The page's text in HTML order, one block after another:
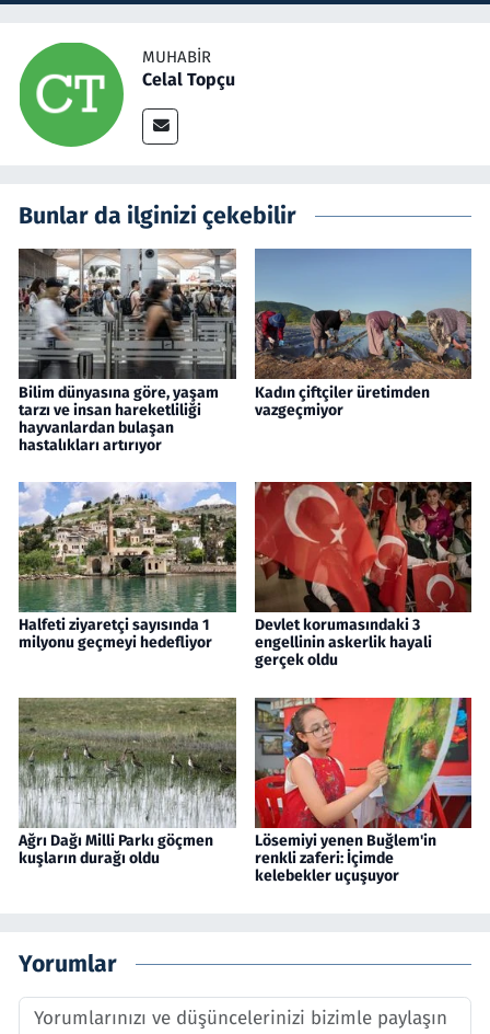
MUHABIR
Celal Topçu
Bunlar da ilginizi çekebilir
Bilim dünyasına göre, yaşam
tarzı ve insan hareketliliği
hayvanlardan bulaşan
hastalıkları artırıyor
Kadın çiftçiler üretimden
vazgeçmiyor
Halfeti ziyaretçi sayısında 1
milyonu geçmeyi hedefliyor
Devlet korumasındaki 3
engellinin askerlik hayali
gerçek oldu
Ağrı Dağı Milli Parkı göçmen
kuşların durağı oldu
Lösemiyi yenen Buğlem'in
renkli zaferi: İçimde
kelebekler uçuşuyor
Yorumlar